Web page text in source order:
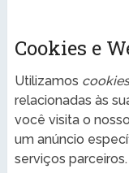
Cookies e
Utilizamos cookies
relacionadas às
você visita o
um anúncio
serviços parceiros.